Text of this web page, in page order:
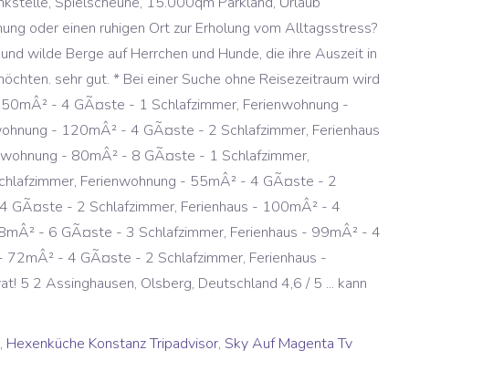
, Hexenküche Konstanz Tripadvisor, Sky Auf Magenta Tv